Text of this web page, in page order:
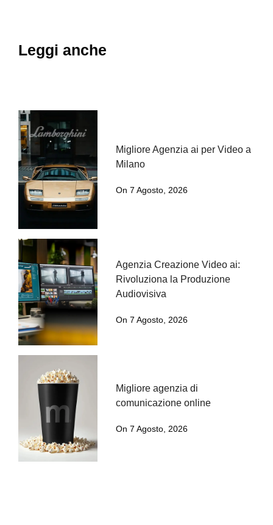
Leggi anche
Migliore Agenzia ai per Video a
Milano
On 7 Agosto, 2026
Agenzia Creazione Video ai:
Rivoluziona la Produzione
Audiovisiva
On 7 Agosto, 2026
Migliore agenzia di
comunicazione online
On 7 Agosto, 2026